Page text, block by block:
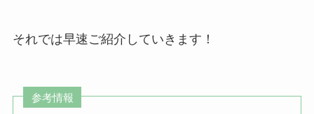
それでは早速ご紹介していきます！
参考情報